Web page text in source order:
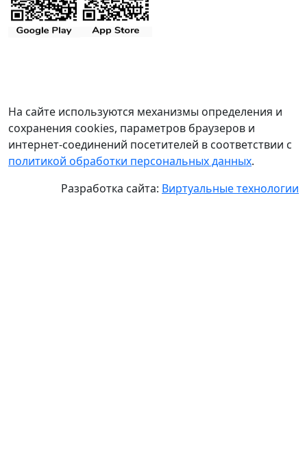
На сайте используются механизмы определения и
сохранения cookies, параметров браузеров и
интернет-соединений посетителей в соответствии с
политикой обработки персональных данных.
Разработка сайта: Виртуальные технологии